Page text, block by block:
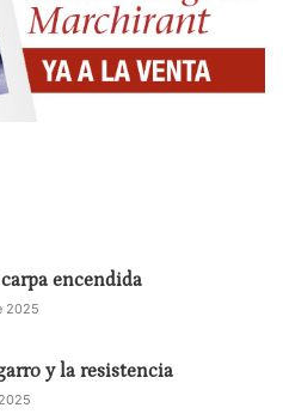
encendida
2025
y la resistencia